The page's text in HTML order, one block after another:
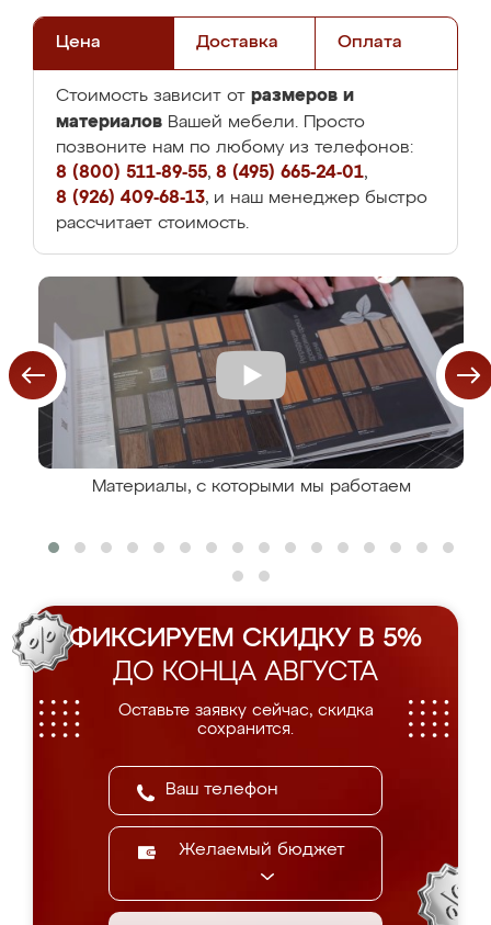
Цена Доставка Оплата
Стоимость зависит от размеров и
материалов Вашей мебели. Просто
позвоните нам по любому из телефонов:
8 (800) 511-89-55, 8 (495) 665-24-01,
8 (926) 409-68-13, и наш менеджер быстро
рассчитает стоимость.
Материалы, с которыми мы работаем
ФИКСИРУЕМ СКИДКУ В 5%
ДО КОНЦА АВГУСТА
Оставьте заявку сейчас, скидка
сохранится.
Желаемый бюджет